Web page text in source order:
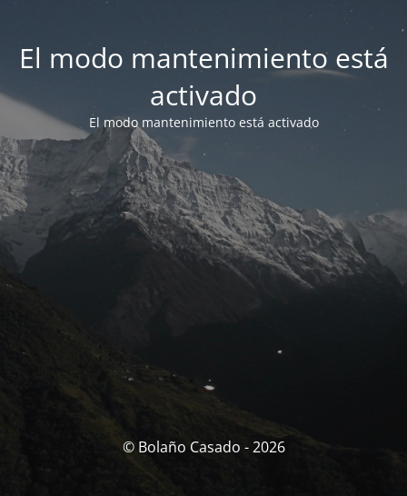
El modo mantenimiento está
activado
El modo mantenimiento está activado
© Bolaño Casado - 2026